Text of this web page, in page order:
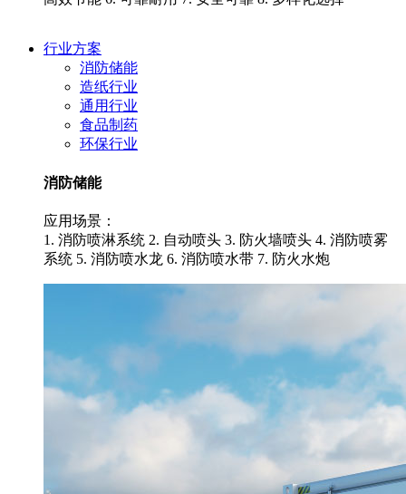
行业方案
消防储能
造纸行业
通用行业
食品制药
环保行业
消防储能
应用场景：
1. 消防喷淋系统 2. 自动喷头 3. 防火墙喷头 4. 消防喷雾
系统 5. 消防喷水龙 6. 消防喷水带 7. 防火水炮